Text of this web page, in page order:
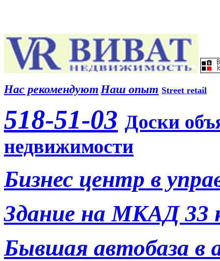
Нас рекомендуют Наш опыт Street retail
518-51-03 Доски
недвижимости
Бизнес центр в
Здание на МКАД 33
Бывшая автобаза в